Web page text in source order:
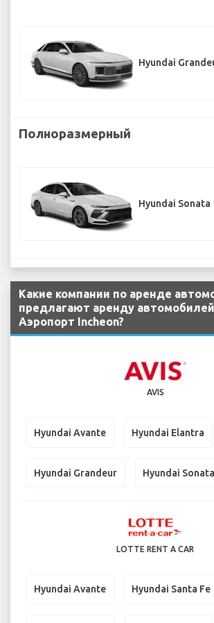
Hyundai
Полноразмерный
Hyundai Sonata
Какие компании по аренде
предлагают аренду
Аэропорт Incheon?
AVIS
Hyundai Avante Hyundai Elantra
Hyundai Grandeur Hyundai Sonata
LOTTE RENT A CAR
Hyundai Avante Hyundai Santa Fe